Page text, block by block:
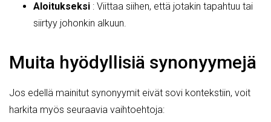
Aloitukseksi : Viittaa siihen, että jotakin tapahtuu tai
siirtyy johonkin alkuun.
Muita hyödyllisiä synonyymejä
Jos edellä mainitut synonyymit eivät sovi kontekstiin, voit
harkita myös seuraavia vaihtoehtoja: